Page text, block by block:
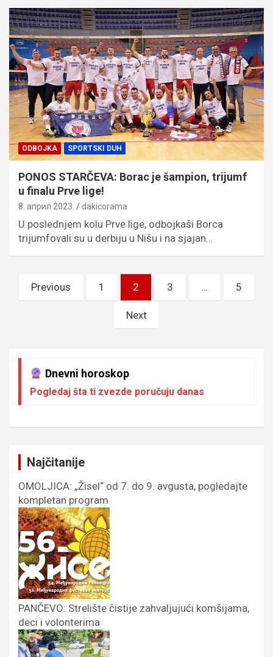
ODBOJKA SPORTSKI DUH
PONOS STARČEVA: Borac je šampion, trijumf
u finalu Prve lige!
8. април 2023. dakicorama
U poslednjem kolu Prve lige, odbojkaši Borca
trijumfovali su u derbiju u Nišu i na sjajan…
Пагинација
чланака
Previous 1 2 3 … 5
Next
Dnevni horoskop
Pogledaj šta ti zvezde poručuju danas
Najčitanije
OMOLJICA: „Žisel“ od 7. do 9. avgusta, pogledajte
kompletan program
PANČEVO: Strelište čistije zahvaljujući komšijama,
deci i volonterima